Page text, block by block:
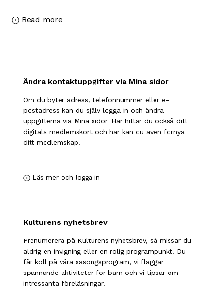
Read more
Ändra kontaktuppgifter via Mina sidor
Om du byter adress, telefonnummer eller e-
postadress kan du själv logga in och ändra
uppgifterna via Mina sidor. Här hittar du också ditt
digitala medlemskort och här kan du även förnya
ditt medlemskap.
Läs mer och logga in
Kulturens nyhetsbrev
Prenumerera på Kulturens nyhetsbrev, så missar du
aldrig en invigning eller en rolig programpunkt. Du
får koll på våra säsongsprogram, vi flaggar
spännande aktiviteter för barn och vi tipsar om
intressanta föreläsningar.